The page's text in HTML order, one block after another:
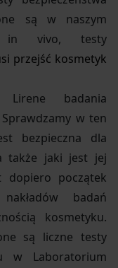
są w naszym
vivo, testy
przejść kosmetyk
Lirene badania
w ten
bezpieczna dla
także jaki jest jej
dopiero początek
badań
kosmetyku.
są liczne testy
w Laboratorium